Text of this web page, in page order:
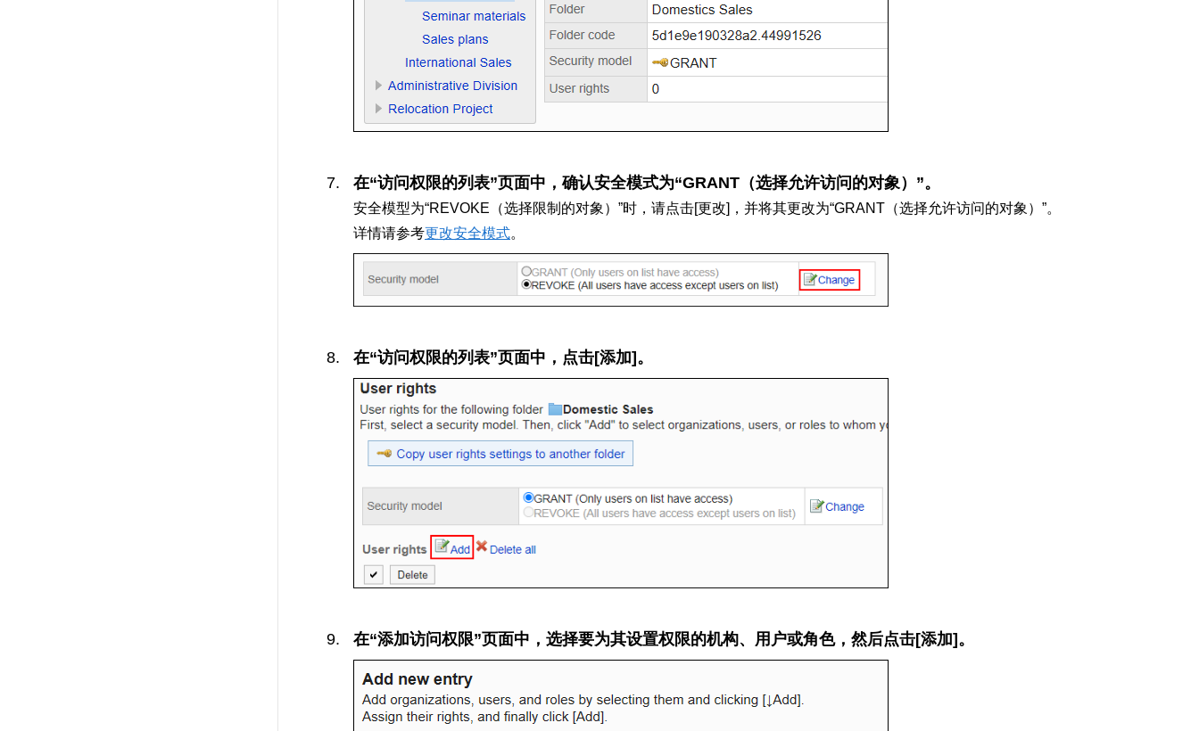
在“访问权限的列表”页面中，确认安全模式为“GRANT（选择允许访问的对象）”。
安全模型为“REVOKE（选择限制的对象）”时，请点击[更改]，并将其更改为“GRANT（选择允许访问的对象）”。
详情请参考更改安全模式。
在“访问权限的列表”页面中，点击[添加]。
在“添加访问权限”页面中，选择要为其设置权限的机构、用户或角色，然后点击[添加]。